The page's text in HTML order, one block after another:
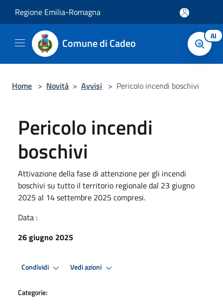
Regione Emilia-Romagna
Comune di Cadeo AI
Home > Novità > Avvisi > Pericolo incendi boschivi
Pericolo incendi
boschivi
Attivazione della fase di attenzione per gli incendi
boschivi su tutto il territorio regionale dal 23 giugno
2025 al 14 settembre 2025 compresi.
Data :
26 giugno 2025
Condividi Vedi azioni
Categorie: